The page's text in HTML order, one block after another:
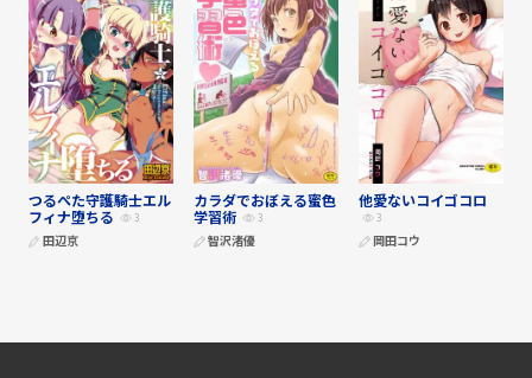
つるぺた守護騎士エル
フィナ堕ちる
3
田辺京
カラダでおぼえる蜜色
学習術
3
智沢渚優
他愛ないコイゴコロ
3
岡田コウ